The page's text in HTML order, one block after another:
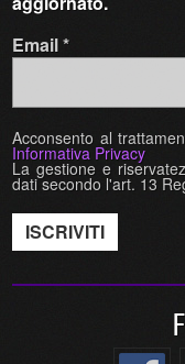
Email*
Acconsento al
Informativa Privacy
La gestione e
dati secondo l'art. 13